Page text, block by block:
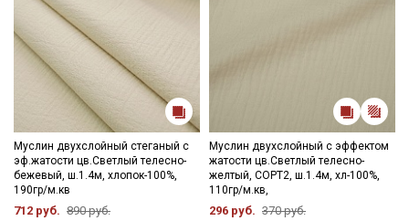
Муслин двухслойный стеганый с
эф.жатости цв.Светлый телесно-
бежевый, ш.1.4м, хлопок-100%,
190гр/м.кв
712 руб. 890 руб.
Муслин двухслойный с эффектом
жатости цв.Светлый телесно-
желтый, СОРТ2, ш.1.4м, хл-100%,
110гр/м.кв,
296 руб. 370 руб.